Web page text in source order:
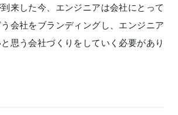
来した今、エンジニアは会社にとって
会社をブランディングし、エンジニア
思う会社づくりをしていく必要があり